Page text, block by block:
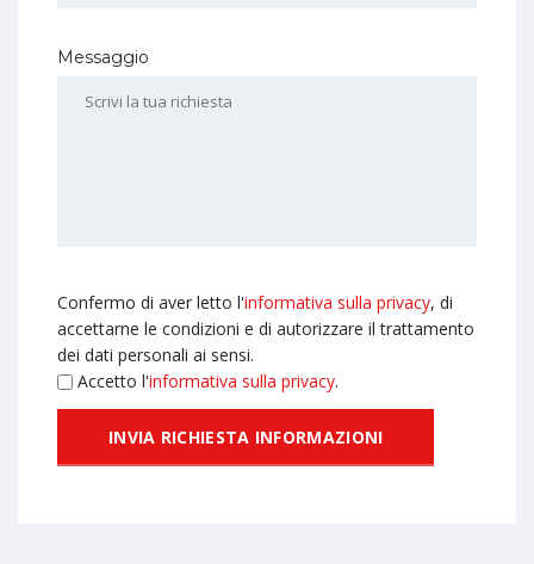
Messaggio
Confermo di aver letto l'informativa sulla privacy, di
accettarne le condizioni e di autorizzare il trattamento
dei dati personali ai sensi.
Accetto l'informativa sulla privacy.